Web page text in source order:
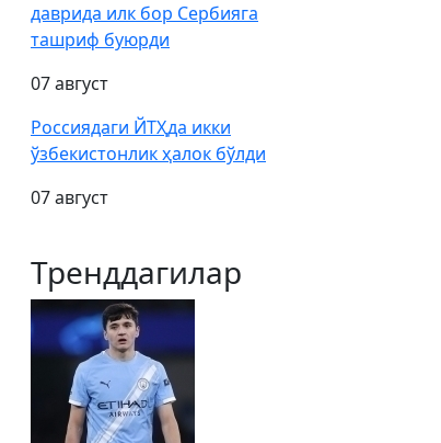
даврида илк бор Сербияга
ташриф буюрди
07 август
Россиядаги ЙТҲда икки
ўзбекистонлик ҳалок бўлди
07 август
Тренддагилар